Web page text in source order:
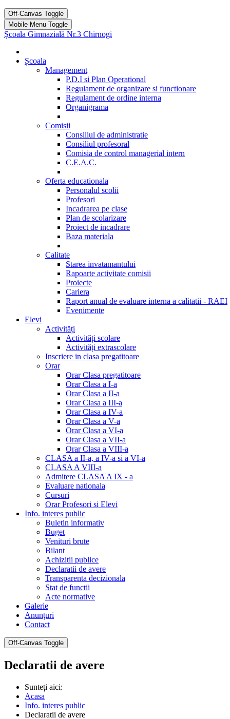
Off-Canvas Toggle
Mobile Menu Toggle
Școala Gimnazială Nr.3 Chirnogi
Școala
Management
P.D.I si Plan Operational
Regulament de organizare si functionare
Regulament de ordine interna
Organigrama
Comisii
Consiliul de administratie
Consiliul profesoral
Comisia de control managerial intern
C.E.A.C.
Oferta educationala
Personalul scolii
Profesori
Incadrarea pe clase
Plan de scolarizare
Proiect de incadrare
Baza materiala
Calitate
Starea invatamantului
Rapoarte activitate comisii
Proiecte
Cariera
Raport anual de evaluare interna a calitatii - RAEI
Evenimente
Elevi
Activități
Activități scolare
Activități extrascolare
Inscriere in clasa pregatitoare
Orar
Orar Clasa pregatitoare
Orar Clasa a I-a
Orar Clasa a II-a
Orar Clasa a III-a
Orar Clasa a IV-a
Orar Clasa a V-a
Orar Clasa a VI-a
Orar Clasa a VII-a
Orar Clasa a VIII-a
CLASA a II-a, a IV-a si a VI-a
CLASA A VIII-a
Admitere CLASA A IX - a
Evaluare nationala
Cursuri
Orar Profesori si Elevi
Info. interes public
Buletin informativ
Buget
Venituri brute
Bilant
Achizitii publice
Declaratii de avere
Transparenta decizionala
Stat de functii
Acte normative
Galerie
Anunțuri
Contact
Off-Canvas Toggle
Declaratii de avere
Sunteți aici:
Acasa
Info. interes public
Declaratii de avere